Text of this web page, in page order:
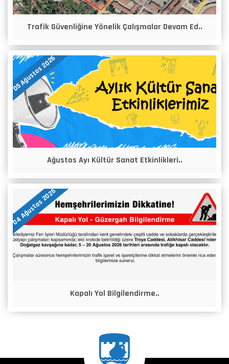
Trafik Güvenliğine Yönelik Çalışmalar Devam Ed..
05 Ağustos 2026
Ağustos Ayı Kültür Sanat Etkinlikleri..
04 Ağustos 2026
Kapalı Yol Bilgilendirme..